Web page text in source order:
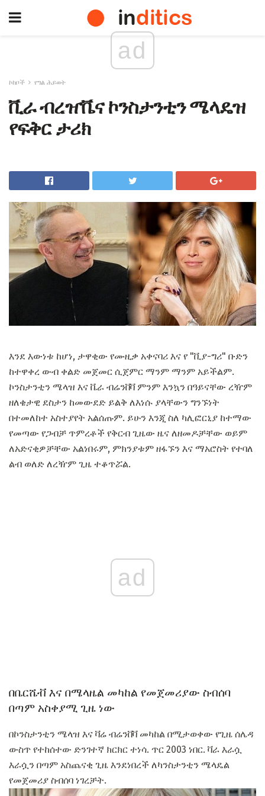
ad
ኮከቦች የግል ሕይወት
ቪራ ብረዠቬና ኮንስታንቲን ሜላዴዝ
የፍቅር ታሪክ
እንደ እውነቱ ከሆነ, ታዋቂው የሙዚቃ አቀናባሪ እና የ "ቪያ-ግሪ" ቡድን
ከተዋቀረ ውብ ቀልድ መጀመር ሲጀምር ማንም ማንም አይችልም.
ኮንስታንቲን ሜላዝ እና ቬራ ብሬንቨቫ ምንም እንኳን በዓይናቸው ረዥም
ዘለቄታዊ ደስታን ከመውደድ ይልቅ ለእነሱ ያላቸውን ግንኙነት
በተመለከተ አስተያየት አልሰጡም. ይሁን እንጂ ስለ ካሊፎርኒያ ከተማው
የመጣው የጋብቻ ጥምረቶች የቅርብ ጊዜው ዜና ለዘመዶቻቸው ወይም
ለአድናቂዎቻቸው አልነበሩም, ምክንያቱም ዘፋኙን እና ማአሮስት የተባለ
ልብ ወለድ ለረዥም ጊዜ ተቆጥሯል.
ad
በቤርሼቭ እና በሜላዜል መካከል የመጀመሪያው ስብሰባ
በጣም አስቀያሚ ጊዜ ነው
በኮንስታንቲን ሜላዝ እና ቫሬ ብሬንቨቫ መካከል በሚታወቀው የጊዜ ሰሌዳ
ውስጥ የተከሰተው ድንገተኛ ክርክር ተነሳ. ጥር 2003 ነበር. ቫራ እራሷ
እራሷን በጣም አስጨናቂ ጊዜ እንደነበረች ለካንስታንቲን ሜላዴል
የመጀመሪያ ስብሰባ ነገረቻት.